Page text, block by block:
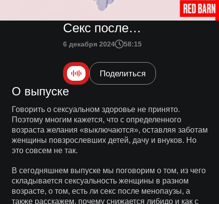
Секс после…
6 декабря 2024 58:15
Поделиться
О выпуске
Говорить о сексуальном здоровье не принято.
Поэтому многим кажется, что с определенного
возраста желания «выключаются», оставляя заботам
женщины повзрослевших детей, дачу и внуков. Но
это совсем не так.
В сегодняшнем выпуске мы поговорим о том, из чего
складывается сексуальность женщины в разном
возрасте, о том, есть ли секс после менопаузы, а
также расскажем, почему снижается либидо и как с